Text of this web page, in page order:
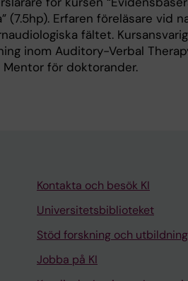
(7.5hp). Erfaren föreläsare vid
fältet.
inom Auditory-Verbal
för doktorander.
Kontakta och besök KI
Universitetsbiblioteket
Stöd forskning och utbildning
Jobba på KI